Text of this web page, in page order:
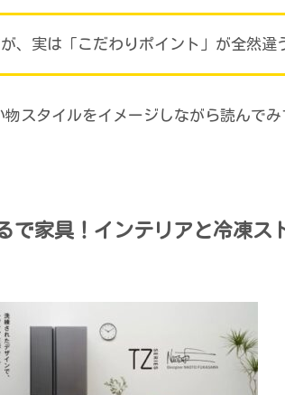
、実は「こだわりポイント」が全然違
スタイルをイメージしながら読んで
で家具！インテリアと冷凍ス